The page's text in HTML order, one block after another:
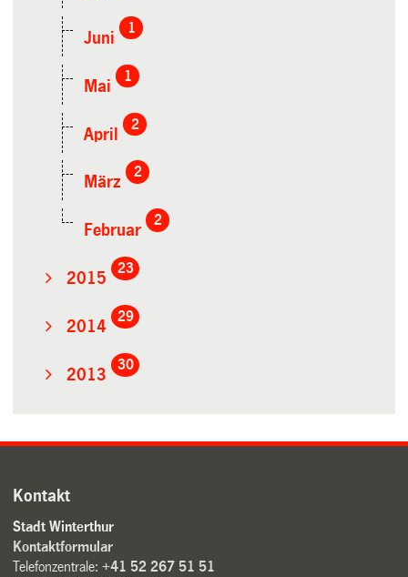
Juni
1
Mai
1
April
2
März
2
Februar
2
2015
23
2014
29
2013
30
Kontakt
Stadt Winterthur
Kontaktformular
Telefonzentrale:+41 52 267 51 51